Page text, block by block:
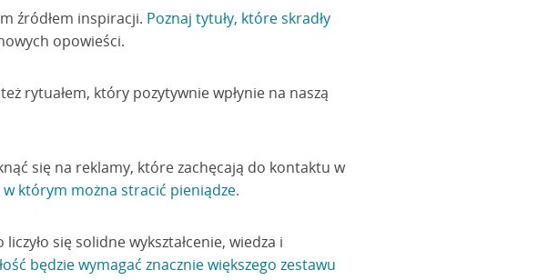
źródłem inspiracji. Poznaj tytuły, które skradły
opowieści.
rytuałem, który pozytywnie wpłynie na naszą
się na reklamy, które zachęcają do kontaktu w
którym można stracić pieniądze.
się solidne wykształcenie, wiedza i
będzie wymagać znacznie większego zestawu